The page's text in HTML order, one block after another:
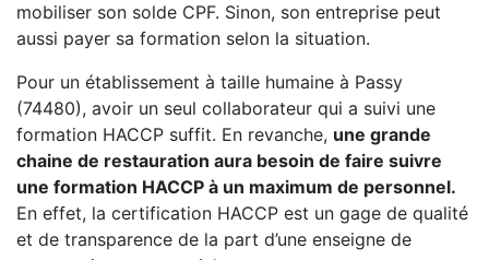
mobiliser son solde CPF. Sinon, son entreprise peut
aussi payer sa formation selon la situation.
Pour un établissement à taille humaine à Passy
(74480), avoir un seul collaborateur qui a suivi une
formation HACCP suffit. En revanche, une grande
chaine de restauration aura besoin de faire suivre
une formation HACCP à un maximum de personnel.
En effet, la certification HACCP est un gage de qualité
et de transparence de la part d’une enseigne de